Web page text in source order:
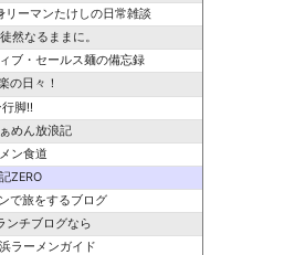
リーマンたけしの日常雑談
然なるままに。
ブ・セールス麺の備忘録
の日々！
脚!!
めん放浪記
ン食道
ZERO
で旅をするブログ
ンチブログなら
ラーメンガイド